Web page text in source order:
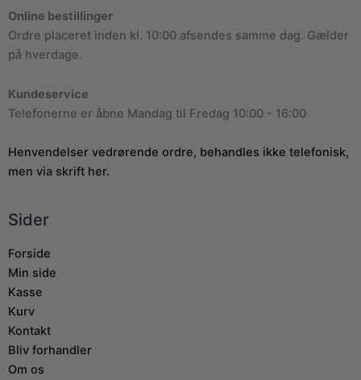
Online bestillinger
Ordre placeret inden kl. 10:00 afsendes samme dag. Gælder
på hverdage.
Kundeservice
Telefonerne er åbne Mandag til Fredag 10:00 - 16:00
Henvendelser vedrørende ordre, behandles ikke telefonisk,
men via skrift her.
Sider
Forside
Min side
Kasse
Kurv
Kontakt
Bliv forhandler
Om os